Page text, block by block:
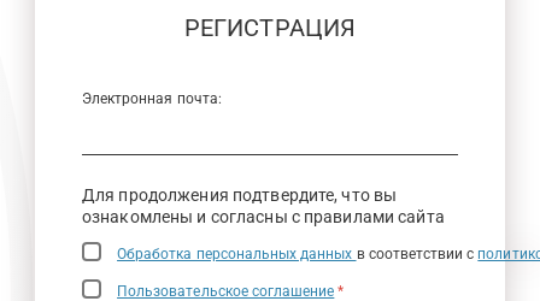
РЕГИСТРАЦИЯ
Электронная почта:
Для продолжения подтвердите, что вы
ознакомлены и согласны с правилами сайта
Обработка персональных данных в соответствии с
Пользовательское соглашение *